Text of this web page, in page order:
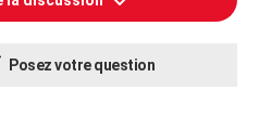
Posez votre question